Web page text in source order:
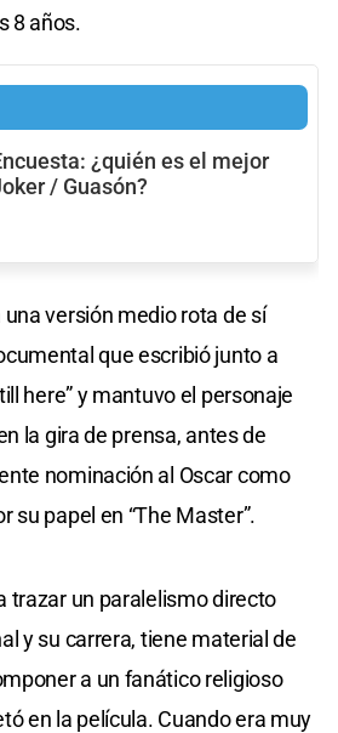
8 años.
¿quién es el mejor
/ Guasón?
versión medio rota de sí
que escribió junto a
here” y mantuvo el personaje
la gira de prensa, antes de
nominación al Oscar como
su papel en “The Master”.
trazar un paralelismo directo
y su carrera, tiene material de
a un fanático religioso
en la película. Cuando era muy